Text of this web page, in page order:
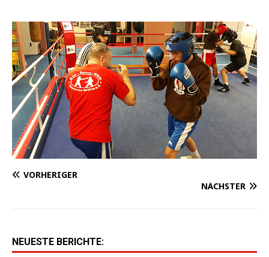
VORHERIGER
NÄCHSTER
NEUESTE BERICHTE: